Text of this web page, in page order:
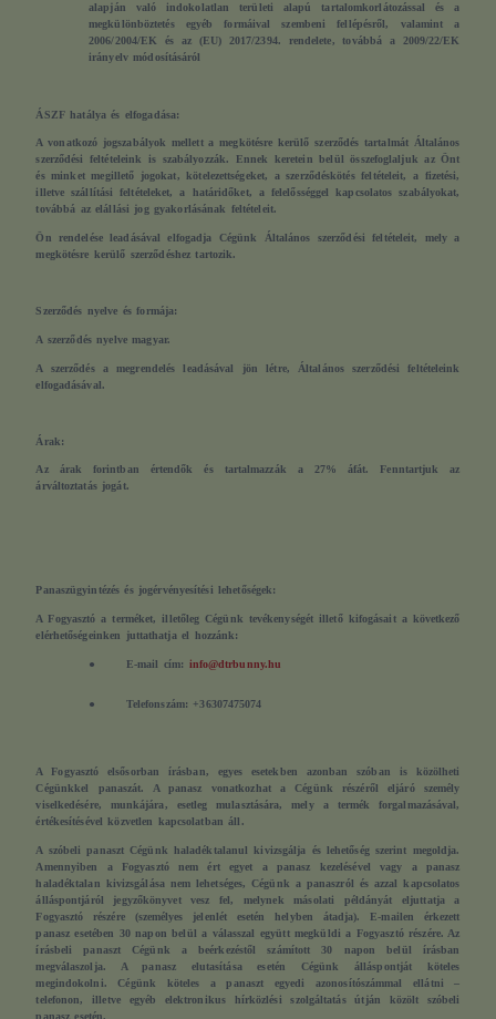
alapján való indokolatlan területi alapú tartalomkorlátozással és a
megkülönböztetés egyéb formáival szembeni fellépésről, valamint a
2006/2004/EK és az (EU) 2017/2394. rendelete, továbbá a 2009/22/EK
irányelv módosításáról
ÁSZF hatálya és elfogadása:
A vonatkozó jogszabályok mellett a megkötésre kerülő szerződés tartalmát Általános
szerződési feltételeink is szabályozzák. Ennek keretein belül összefoglaljuk az Önt
és minket megillető jogokat, kötelezettségeket, a szerződéskötés feltételeit, a fizetési,
illetve szállítási feltételeket, a határidőket, a felelősséggel kapcsolatos szabályokat,
továbbá az elállási jog gyakorlásának feltételeit.
Ön rendelése leadásával elfogadja Cégünk Általános szerződési feltételeit, mely a
megkötésre kerülő szerződéshez tartozik.
Szerződés nyelve és formája:
A szerződés nyelve magyar.
A szerződés a megrendelés leadásával jön létre, Általános szerződési feltételeink
elfogadásával.
Árak:
Az árak forintban értendők és tartalmazzák a 27% áfát. Fenntartjuk az
árváltoztatás jogát.
Panaszügyintézés és jogérvényesítési lehetőségek:
A Fogyasztó a terméket, illetőleg Cégünk tevékenységét illető kifogásait a következő
elérhetőségeinken juttathatja el hozzánk:
● E-mail cím: info@dtrbunny.hu
● Telefonszám: +36307475074
A Fogyasztó elsősorban írásban, egyes esetekben azonban szóban is közölheti
Cégünkkel panaszát. A panasz vonatkozhat a Cégünk részéről eljáró személy
viselkedésére, munkájára, esetleg mulasztására, mely a termék forgalmazásával,
értékesítésével közvetlen kapcsolatban áll.
A szóbeli panaszt Cégünk haladéktalanul kivizsgálja és lehetőség szerint megoldja.
Amennyiben a Fogyasztó nem ért egyet a panasz kezelésével vagy a panasz
haladéktalan kivizsgálása nem lehetséges, Cégünk a panaszról és azzal kapcsolatos
álláspontjáról jegyzőkönyvet vesz fel, melynek másolati példányát eljuttatja a
Fogyasztó részére (személyes jelenlét esetén helyben átadja). E-mailen érkezett
panasz esetében 30 napon belül a válasszal együtt megküldi a Fogyasztó részére. Az
írásbeli panaszt Cégünk a beérkezéstől számított 30 napon belül írásban
megválaszolja. A panasz elutasítása esetén Cégünk álláspontját köteles
megindokolni. Cégünk köteles a panaszt egyedi azonosítószámmal ellátni –
telefonon, illetve egyéb elektronikus hírközlési szolgáltatás útján közölt szóbeli
panasz esetén.